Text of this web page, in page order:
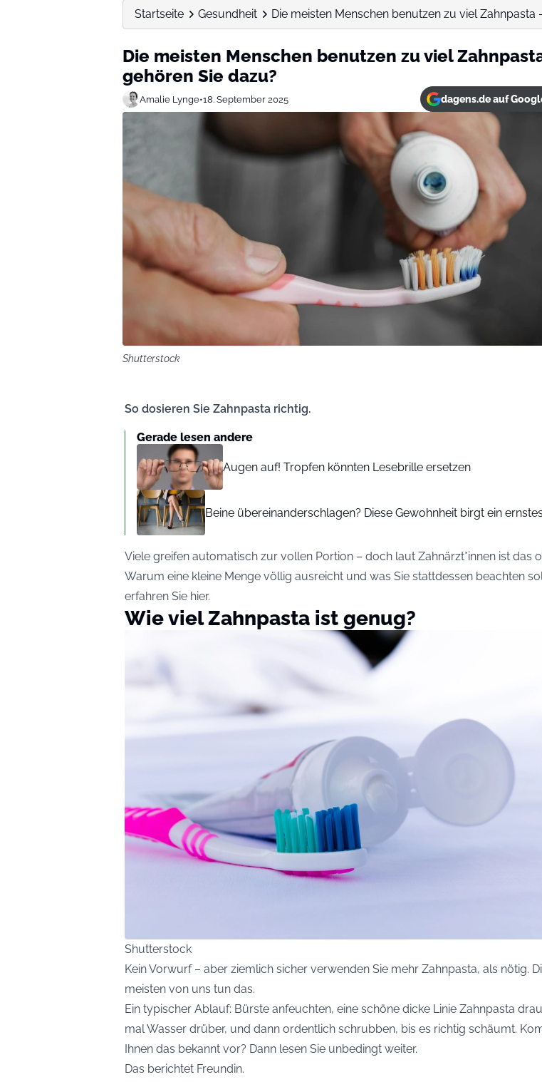
Startseite Gesundheit Die meisten Menschen benutzen zu viel Zahnpasta
Die meisten Menschen benutzen zu viel
gehören Sie dazu?
Amalie Lynge•18. September 2025 dagens.de auf
Shutterstock
So dosieren Sie Zahnpasta richtig.
Gerade lesen andere
Augen auf! Tropfen könnten Lesebrille ersetzen
Beine übereinanderschlagen? Diese Gewohnheit birgt ein
Viele greifen automatisch zur vollen Portion – doch laut Zahnärzt*innen ist das
Warum eine kleine Menge völlig ausreicht und was Sie stattdessen beachten
erfahren Sie hier.
Wie viel Zahnpasta ist genug?
Shutterstock
Kein Vorwurf – aber ziemlich sicher verwenden Sie mehr Zahnpasta, als nötig.
meisten von uns tun das.
Ein typischer Ablauf: Bürste anfeuchten, eine schöne dicke Linie Zahnpasta
mal Wasser drüber, und dann ordentlich schrubben, bis es richtig schäumt.
Ihnen das bekannt vor? Dann lesen Sie unbedingt weiter.
Das berichtet Freundin.